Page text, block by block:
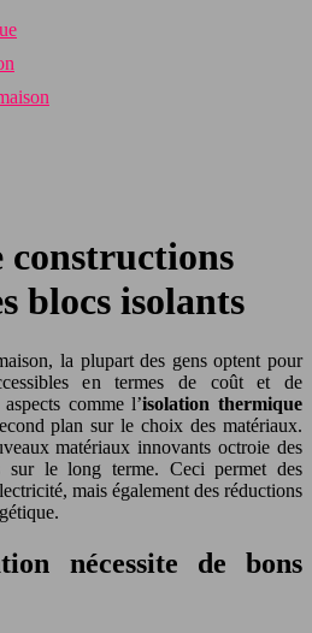
blocs isolants
en termes de coût et de
comme l’isolation thermique
plan sur le choix des matériaux.
matériaux innovants octroie des
sur le long terme. Ceci permet des
mais également des réductions
nécessite de bons